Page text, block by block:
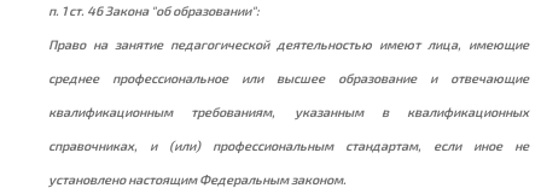
п. 1 ст. 46 Закона "об образовании":
Право на занятие педагогической деятельностью имеют лица, имеющие
среднее профессиональное или высшее образование и отвечающие
квалификационным требованиям, указанным в квалификационных
справочниках, и (или) профессиональным стандартам, если иное не
установлено настоящим Федеральным законом.